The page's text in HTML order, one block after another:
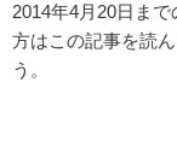
2014年4月20日ま
方はこの記事を読
う。